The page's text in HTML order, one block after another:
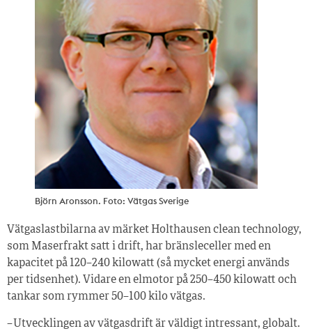
Björn Aronsson. Foto: Vätgas Sverige
Vätgaslastbilarna av märket Holthausen clean technology,
som Maserfrakt satt i drift, har bränsleceller med en
kapacitet på 120–240 kilowatt (så mycket energi används
per tidsenhet). Vidare en elmotor på 250–450 kilowatt och
tankar som rymmer 50–100 kilo vätgas.
– Utvecklingen av vätgasdrift är väldigt intressant, globalt.